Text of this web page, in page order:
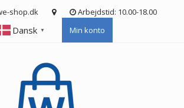
shop.dk Arbejdstid: 10.00-18.00
Dansk ▼ Min konto